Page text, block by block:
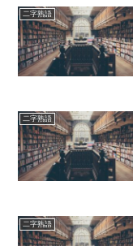
二字熟語
二字熟語
二字熟語